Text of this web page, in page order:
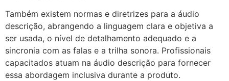
Também existem normas e diretrizes para a áudio
descrição, abrangendo a linguagem clara e objetiva a
ser usada, o nível de detalhamento adequado e a
sincronia com as falas e a trilha sonora. Profissionais
capacitados atuam na áudio descrição para fornecer
essa abordagem inclusiva durante a produto.